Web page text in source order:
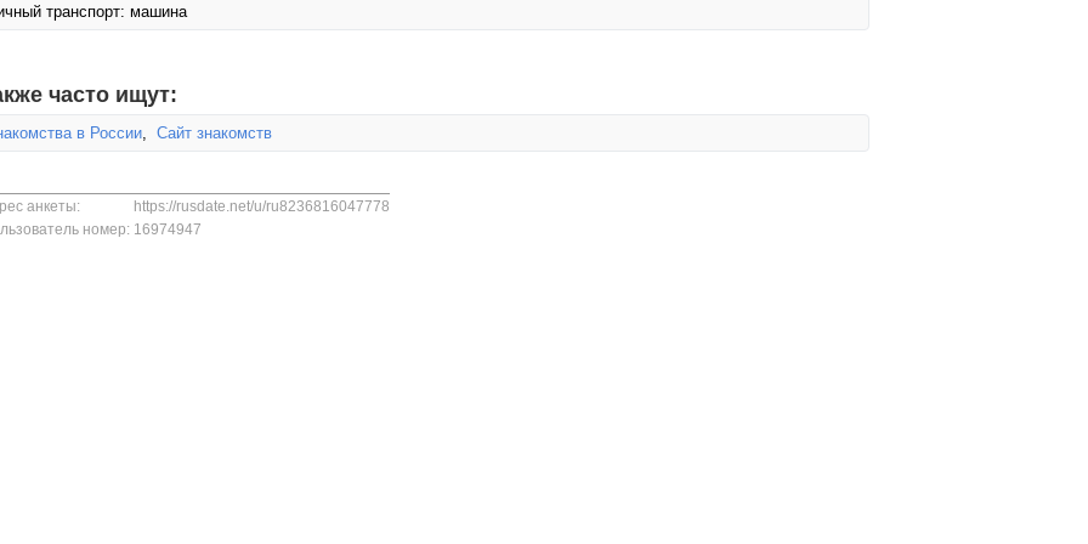
транспорт: машина
часто ищут:
в России, Сайт знакомств
анкеты:
https://rusdate.net/u/ru8236816047778
номер: 16974947